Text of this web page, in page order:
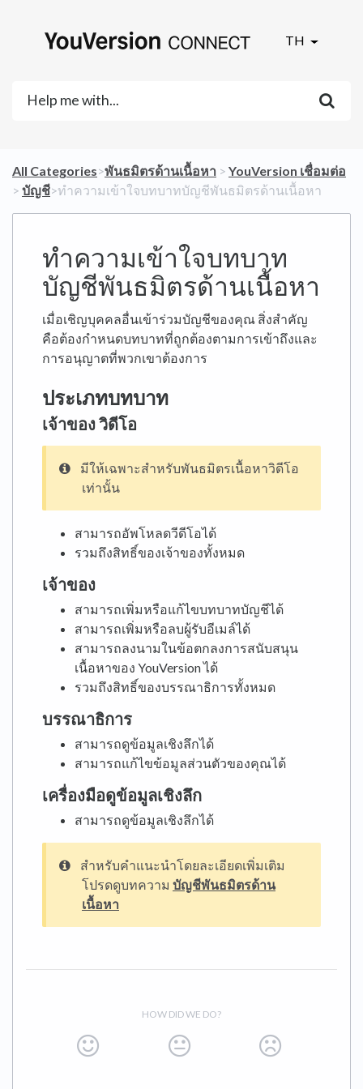
TH
All Categories​>​​พันธมิตรด้านเนื้อหา ​ > ​ ​YouVersion เชื่อมต่อ
> ​ ​บัญชี​>​ ทำความเข้าใจบทบาทบัญชีพันธมิตรด้านเนื้อหา
ทำความเข้าใจบทบาท
บัญชีพันธมิตรด้านเนื้อหา
เมื่อเชิญบุคคลอื่นเข้าร่วมบัญชีของคุณ สิ่งสำคัญ
คือต้องกำหนดบทบาทที่ถูกต้องตามการเข้าถึงและ
การอนุญาตที่พวกเขาต้องการ
ประเภทบทบาท
เจ้าของวิดีโอ
มีให้เฉพาะสำหรับพันธมิตรเนื้อหาวิดีโอ
เท่านั้น
สามารถอัพโหลดวีดีโอได้
รวมถึงสิทธิ์ของเจ้าของทั้งหมด
เจ้าของ
สามารถเพิ่มหรือแก้ไขบทบาทบัญชีได้
สามารถเพิ่มหรือลบผู้รับอีเมล์ได้
สามารถลงนามในข้อตกลงการสนับสนุน
เนื้อหาของ YouVersion ได้
รวมถึงสิทธิ์ของบรรณาธิการทั้งหมด
บรรณาธิการ
สามารถดูข้อมูลเชิงลึกได้
สามารถแก้ไขข้อมูลส่วนตัวของคุณได้
เครื่องมือดูข้อมูลเชิงลึก
สามารถดูข้อมูลเชิงลึกได้
สำหรับคำแนะนำโดยละเอียดเพิ่มเติม
โปรดดูบทความ บัญชีพันธมิตรด้าน
เนื้อหา
HOW DID WE DO?